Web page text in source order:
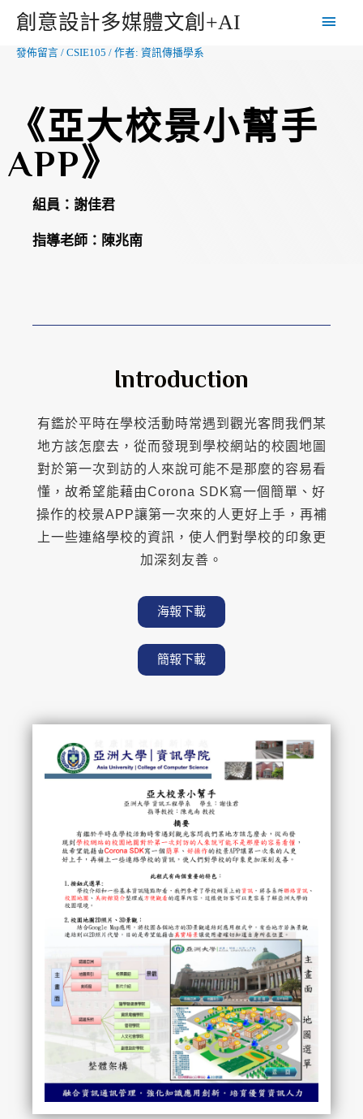
創意設計多媒體文創+AI
發佈留言 / CSIE105 / 作者: 資訊傳播學系
《亞大校景小幫手
APP》
組員： 謝佳君
指導老師： 陳兆南
Introduction
有鑑於平時在學校活動時常遇到觀光客問我們某
地方該怎麼去，從而發現到學校網站的校園地圖
對於第一次到訪的人來說可能不是那麼的容易看
懂，故希望能藉由Corona SDK寫一個簡單、好
操作的校景APP讓第一次來的人更好上手，再補
上一些連絡學校的資訊，使人們對學校的印象更
加深刻友善。
海報下載
簡報下載